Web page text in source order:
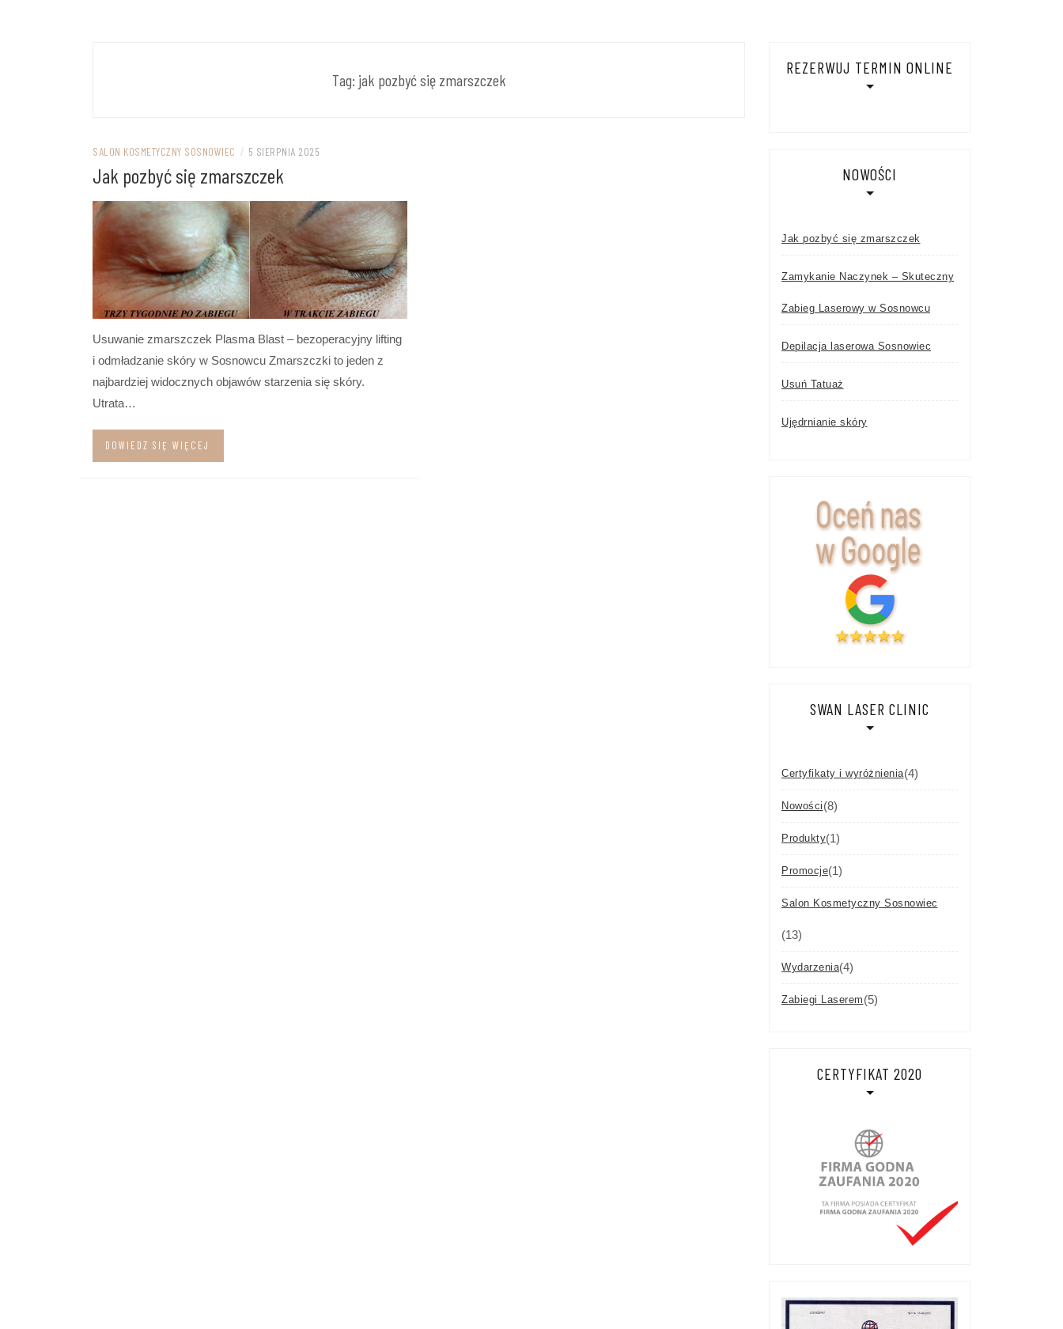
„PLASMA BLAST”
Tag: jak pozbyć się zmarszczek
SALON KOSMETYCZNY SOSNOWIEC / 5 SIERPNIA 2025
Jak pozbyć się zmarszczek
Usuwanie zmarszczek Plasma Blast – bezoperacyjny lifting
i odmładzanie skóry w Sosnowcu Zmarszczki to jeden z
najbardziej widocznych objawów starzenia się skóry.
Utrata…
DOWIEDZ SIĘ WIĘCEJ
REZERWUJ TERMIN ONLINE
NOWOŚCI
Jak pozbyć się zmarszczek
Zamykanie Naczynek – Skuteczny
Zabieg Laserowy w Sosnowcu
Depilacja laserowa Sosnowiec
Usuń Tatuaż
Ujędrnianie skóry
SWAN LASER CLINIC
Certyfikaty i wyróżnienia(4)
Nowości (8)
Produkty(1)
Promocje(1)
Salon Kosmetyczny Sosnowiec
(13)
Wydarzenia(4)
Zabiegi Laserem (5)
CERTYFIKAT 2020